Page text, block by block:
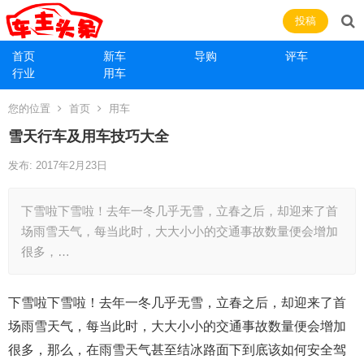
首页 新车 导购
评车
行业
用车
投稿
您的位置 首页 用车
雪天行车及用车技巧大全
发布: 2017年2月23日
下雪啦下雪啦！去年一冬几乎无雪，立春之后，却迎来了首
场雨雪天气，每当此时，大大小小的交通事故数量便会增加
很多，…
下雪啦下雪啦！去年一冬几乎无雪，立春之后，却迎来了首
场雨雪天气，每当此时，大大小小的交通事故数量便会增加
很多，那么，在雨雪天气甚至结冰路面下到底该如何安全驾